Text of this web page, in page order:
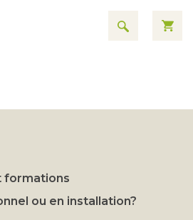
formations
ou en installation?